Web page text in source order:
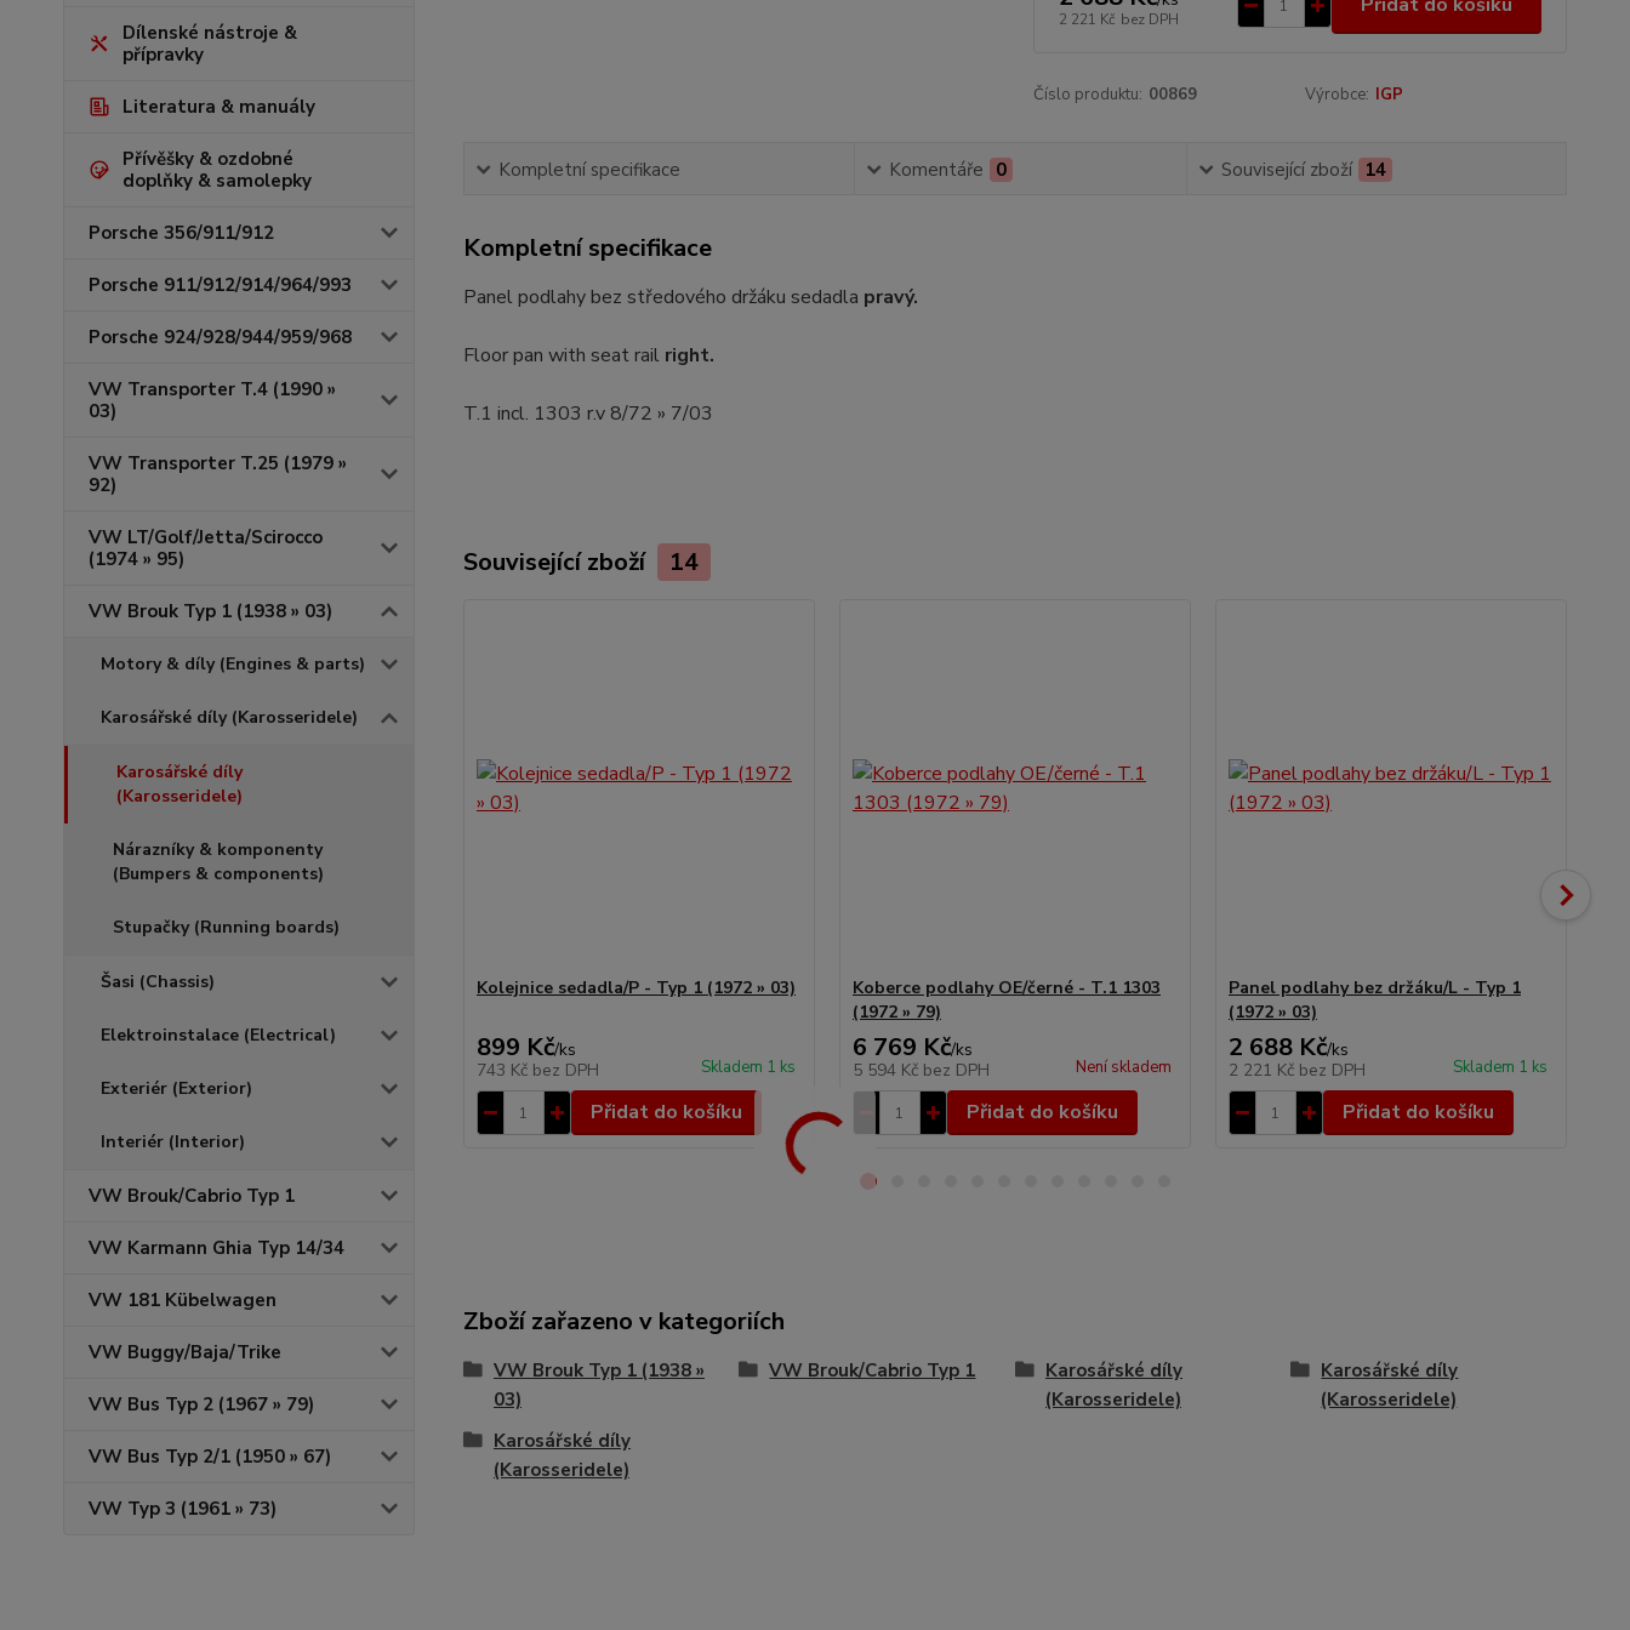
Dílenské nástroje &
přípravky
Literatura & manuály
Přívěšky & ozdobné
doplňky & samolepky
Porsche 356/911/912
Porsche 911/912/914/964/993
Porsche 924/928/944/959/968
VW Transporter T.4 (1990 »
03)
VW Transporter T.25 (1979 »
92)
VW LT/Golf/Jetta/Scirocco
(1974 » 95)
VW Brouk Typ 1 (1938 » 03)
Motory & díly (Engines & parts)
Karosářské díly (Karosseridele)
Karosářské díly
(Karosseridele)
Nárazníky & komponenty
(Bumpers & components)
Stupačky (Running boards)
Šasi (Chassis)
Elektroinstalace (Electrical)
Exteriér (Exterior)
Interiér (Interior)
VW Brouk/Cabrio Typ 1
VW Karmann Ghia Typ 14/34
VW 181 Kübelwagen
VW Buggy/Baja/Trike
VW Bus Typ 2 (1967 » 79)
VW Bus Typ 2/1 (1950 » 67)
VW Typ 3 (1961 » 73)
2 221 Kč bez DPH
Číslo produktu: 00869 Výrobce: IGP
Kompletní specifikace Komentáře 0 Související zboží 14
Kompletní specifikace
Panel podlahy bez středového držáku sedadla pravý.
Floor pan with seat rail right.
T.1 incl. 1303 r.v 8/72 » 7/03
Související zboží 14
Kolejnice sedadla/P - Typ 1 (1972 » 03)
899 Kč/ks
743 Kč bez DPH Skladem 1 ks
Přidat do košíku
Koberce podlahy OE/černé - T.1 1303
(1972 » 79)
6 769 Kč/ks
5 594 Kč bez DPH Není skladem
Přidat do košíku
Panel podlahy bez držáku/L - Typ 1
(1972 » 03)
2 688 Kč/ks
2 221 Kč bez DPH Skladem 1 ks
Přidat do košíku
Zboží zařazeno v kategoriích
VW Brouk Typ 1 (1938 »
03)
VW Brouk/Cabrio Typ 1
Karosářské díly
(Karosseridele)
Karosářské díly
(Karosseridele)
Karosářské díly
(Karosseridele)